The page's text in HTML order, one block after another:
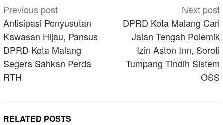
Post
navigation
Previous post
Antisipasi Penyusutan
Kawasan Hijau, Pansus
DPRD Kota Malang
Segera Sahkan Perda
RTH
Next post
DPRD Kota Malang Cari
Jalan Tengah Polemik
Izin Aston Inn, Soroti
Tumpang Tindih Sistem
OSS
RELATED POSTS